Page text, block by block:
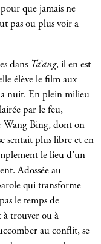
que jamais ne
pas ou plus voir a
dans Ta’ang, il en est
élève le film aux
nuit. En plein milieu
par le feu,
Wang Bing, dont on
sentait plus libre et en
le lieu d’un
Adossée au
qui transforme
le temps de
à trouver ou à
au conflit, se